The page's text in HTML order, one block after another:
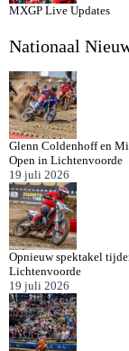
MXGP Live Updates
Nationaal
Glenn Coldenhoff en
Open in Lichtenvoorde
19 juli 2026
Opnieuw spektakel
Lichtenvoorde
19 juli 2026